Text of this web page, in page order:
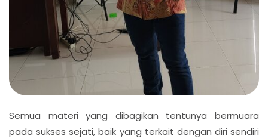
Semua materi yang dibagikan tentunya bermuara
pada sukses sejati, baik yang terkait dengan diri sendiri